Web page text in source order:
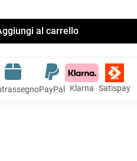
al carrello
PayPal Klarna Satispay